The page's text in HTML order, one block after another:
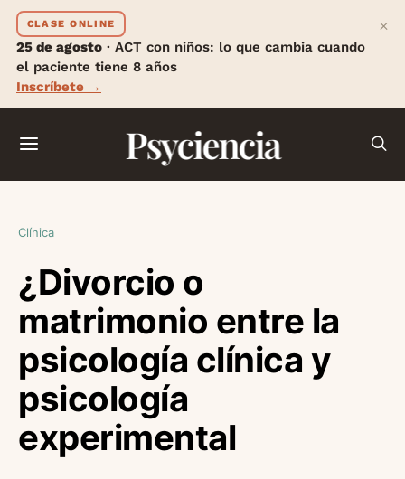
CLASE ONLINE
25 de agosto · ACT con niños: lo que cambia cuando
el paciente tiene 8 años
Inscríbete →
×
Psyciencia
Clínica
¿Divorcio o
matrimonio entre la
psicología clínica y
psicología
experimental